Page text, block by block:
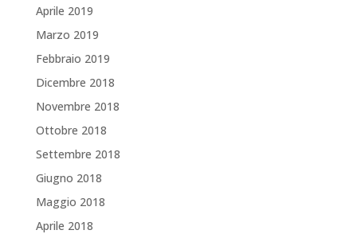
Aprile 2019
Marzo 2019
Febbraio 2019
Dicembre 2018
Novembre 2018
Ottobre 2018
Settembre 2018
Giugno 2018
Maggio 2018
Aprile 2018